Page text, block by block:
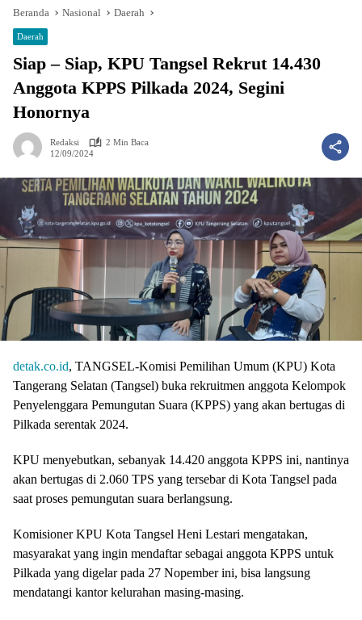
Beranda Nasional Daerah
Daerah
Siap – Siap, KPU Tangsel Rekrut 14.430
Anggota KPPS Pilkada 2024, Segini
Honornya
Redaksi
2 Min Baca
12/09/2024
detak.co.id, TANGSEL-Komisi Pemilihan Umum (KPU) Kota
Tangerang Selatan (Tangsel) buka rekruitmen anggota Kelompok
Penyelenggara Pemungutan Suara (KPPS) yang akan bertugas di
Pilkada serentak 2024.
KPU menyebutkan, sebanyak 14.420 anggota KPPS ini, nantinya
akan bertugas di 2.060 TPS yang tersebar di Kota Tangsel pada
saat proses pemungutan suara berlangsung.
Komisioner KPU Kota Tangsel Heni Lestari mengatakan,
masyarakat yang ingin mendaftar sebagai anggota KPPS untuk
Pilkada yang digelar pada 27 Nopember ini, bisa langsung
mendatangi kantor kelurahan masing-masing.